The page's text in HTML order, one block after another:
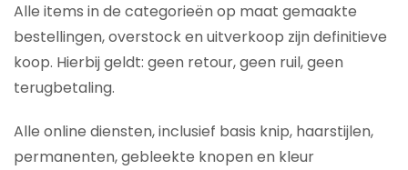
Alle items in de categorieën op maat gemaakte
bestellingen, overstock en uitverkoop zijn definitieve
koop. Hierbij geldt: geen retour, geen ruil, geen
terugbetaling.
Alle online diensten, inclusief basis knip, haarstijlen,
permanenten, gebleekte knopen en kleur